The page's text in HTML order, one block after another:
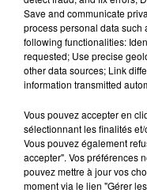
COMBRÉE. AGRESSIONS
HOMME ENTENDU...
Save and communicate
process personal data such
following functionalities:
requested; Use precise
other data sources; Link
information transmitted
Vous pouvez accepter en
sélectionnant les finalités
Vous pouvez également
accepter". Vos préférences
pouvez mettre à jour vos
moment via le lien "Gérer